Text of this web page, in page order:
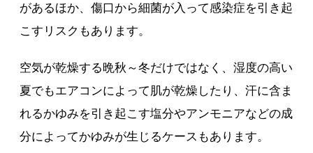
があるほか、傷口から細菌が入って感染症を引き起
こすリスクもあります。
空気が乾燥する晩秋～冬だけではなく、湿度の高い
夏でもエアコンによって肌が乾燥したり、汗に含ま
れるかゆみを引き起こす塩分やアンモニアなどの成
分によってかゆみが生じるケースもあります。